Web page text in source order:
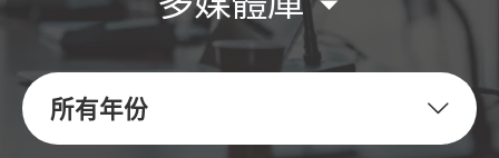
所有年份